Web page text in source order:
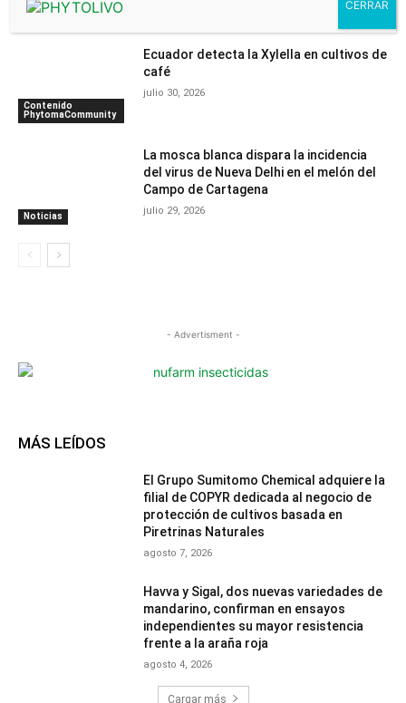
Noticias
Contenido
PhytomaCommunity
Ecuador detecta la Xylella en cultivos de
café
julio 30, 2026
Noticias
La mosca blanca dispara la incidencia
del virus de Nueva Delhi en el melón del
Campo de Cartagena
julio 29, 2026
- Advertisment -
MÁS LEÍDOS
El Grupo Sumitomo Chemical adquiere la
filial de COPYR dedicada al negocio de
protección de cultivos basada en
Piretrinas Naturales
agosto 7, 2026
Havva y Sigal, dos nuevas variedades de
mandarino, confirman en ensayos
independientes su mayor resistencia
frente a la araña roja
agosto 4, 2026
Cargar más